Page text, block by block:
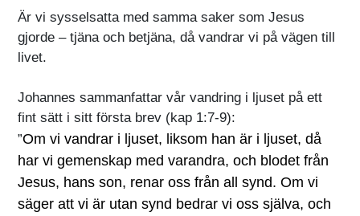
Är vi sysselsatta med samma saker som Jesus
gjorde – tjäna och betjäna, då vandrar vi på vägen till
livet.
Johannes sammanfattar vår vandring i ljuset på ett
fint sätt i sitt första brev (kap 1:7-9):
”Om vi vandrar i ljuset, liksom han är i ljuset, då
har vi gemenskap med varandra, och blodet från
Jesus, hans son, renar oss från all synd. Om vi
säger att vi är utan synd bedrar vi oss själva, och